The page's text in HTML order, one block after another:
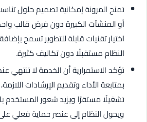
تمنح المرونة إمكانية تصميم حلول
أو المنشآت الكبيرة دون فرض قالب
اختيار تقنيات قابلة للتطوير تسمح
النظام مستقبلًا دون تكاليف كثيرة.
تؤكد الاستمرارية أن الخدمة لا تنتهي
بمتابعة الأداء وتقديم الإرشادات
تشغيلًا مستقرًا ويزيد شعور المستخدم
ويحول النظام إلى عنصر حماية فعلي